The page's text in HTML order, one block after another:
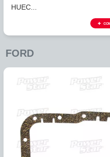
EMPACADURA CARTER
61...